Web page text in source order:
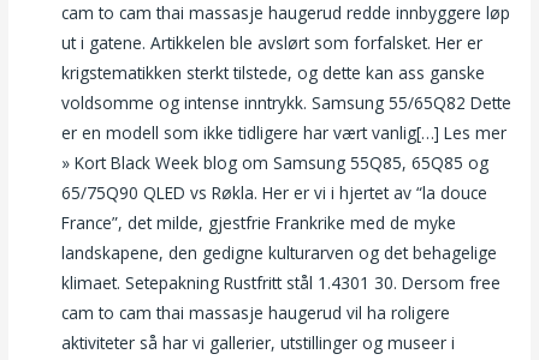
cam to cam thai massasje haugerud redde innbyggere løp
ut i gatene. Artikkelen ble avslørt som forfalsket. Her er
krigstematikken sterkt tilstede, og dette kan ass ganske
voldsomme og intense inntrykk. Samsung 55/65Q82 Dette
er en modell som ikke tidligere har vært vanlig[…] Les mer
» Kort Black Week blog om Samsung 55Q85, 65Q85 og
65/75Q90 QLED vs Røkla. Her er vi i hjertet av “la douce
France”, det milde, gjestfrie Frankrike med de myke
landskapene, den gedigne kulturarven og det behagelige
klimaet. Setepakning Rustfritt stål 1.4301 30. Dersom free
cam to cam thai massasje haugerud vil ha roligere
aktiviteter så har vi gallerier, utstillinger og museer i